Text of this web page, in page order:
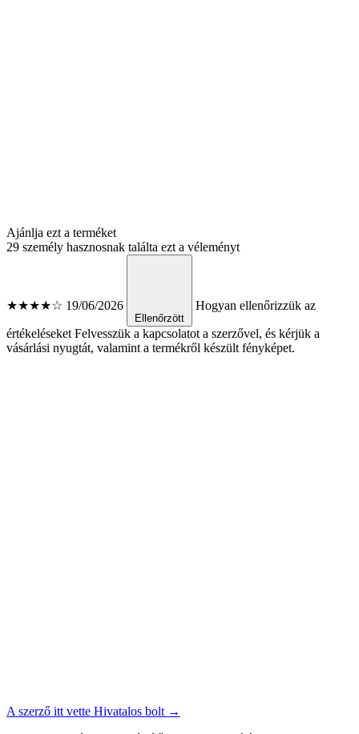
Ajánlja ezt a terméket
29 személy hasznosnak találta ezt a véleményt
★★★★☆ 19/06/2026
Ellenőrzött
Hogyan ellenőrizzük az
értékeléseket Felvesszük a kapcsolatot a szerzővel, és kérjük a
vásárlási nyugtát, valamint a termékről készült fényképet.
A szerző itt vette Hivatalos bolt →